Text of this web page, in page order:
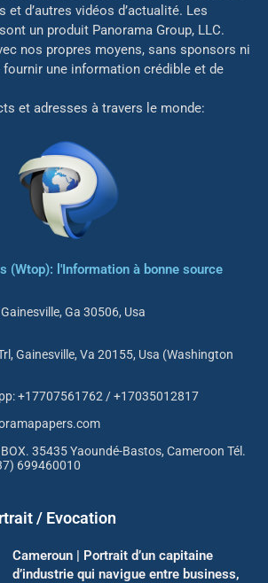
et d’autres vidéos d’actualité. Les
un produit Panorama Group, LLC.
nos propres moyens, sans sponsors ni
fournir une information crédible et de
et adresses à travers le monde:
(Wtop): l'Information à bonne source
Ga 30506, Usa
Gainesville, Va 20155, Usa (Washington
+17707561762 / +17035012817
35435 Yaoundé-Bastos, Cameroon Tél.
699460010
/ Evocation
Cameroun | Portrait d’un capitaine
d’industrie qui navigue entre business,